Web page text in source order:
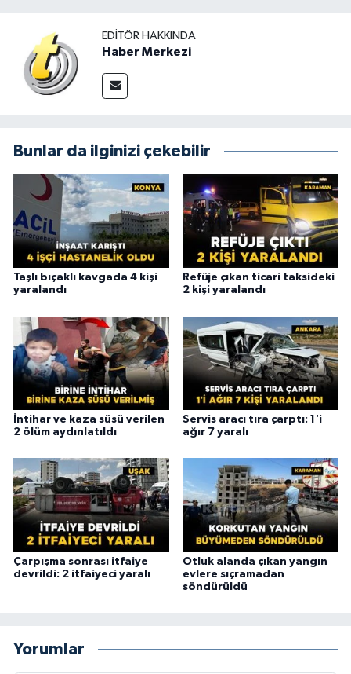
EDITÖR HAKKINDA
Haber Merkezi
Bunlar da ilginizi çekebilir
Taşlı bıçaklı kavgada 4 kişi
yaralandı
Refüje çıkan ticari taksideki
2 kişi yaralandı
İntihar ve kaza süsü verilen
2 ölüm aydınlatıldı
Servis aracı tıra çarptı: 1'i
ağır 7 yaralı
Çarpışma sonrası itfaiye
devrildi: 2 itfaiyeci yaralı
Otluk alanda çıkan yangın
evlere sıçramadan
söndürüldü
Yorumlar